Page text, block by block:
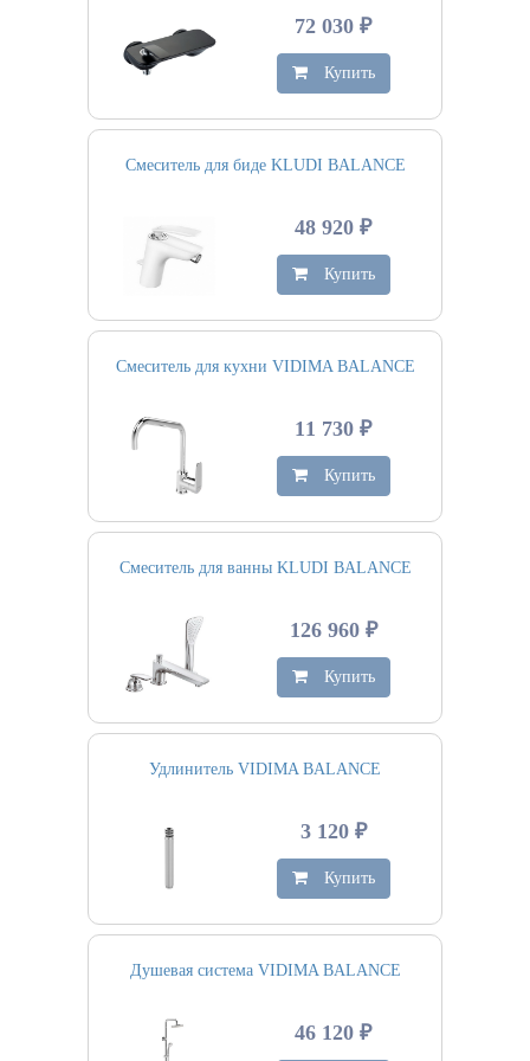
72 030 ₽
Купить
Смеситель для биде KLUDI BALANCE
48 920 ₽
Купить
Смеситель для кухни VIDIMA BALANCE
11 730 ₽
Купить
Смеситель для ванны KLUDI BALANCE
126 960 ₽
Купить
Удлинитель VIDIMA BALANCE
3 120 ₽
Купить
Душевая система VIDIMA BALANCE
46 120 ₽